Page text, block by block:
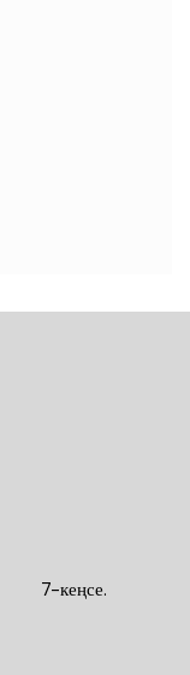
7-кеңсе.